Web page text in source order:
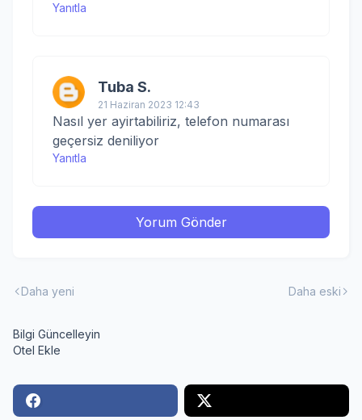
Yanıtla
Tuba S.
21 Haziran 2023 12:43
Nasıl yer ayirtabiliriz, telefon numarası
geçersiz deniliyor
Yanıtla
Yorum Gönder
Daha yeni Daha eski
Bilgi Güncelleyin
Otel Ekle